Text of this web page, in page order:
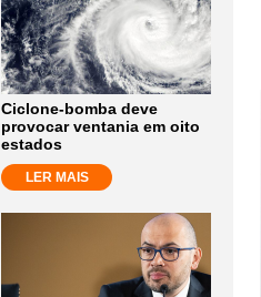
Ciclone-bomba deve
provocar ventania em oito
estados
LER MAIS